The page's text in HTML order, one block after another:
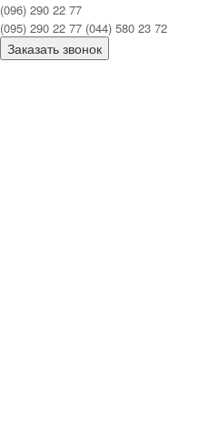
(096) 290 22 77
(095) 290 22 77 (044) 580 23 72
Заказать звонок